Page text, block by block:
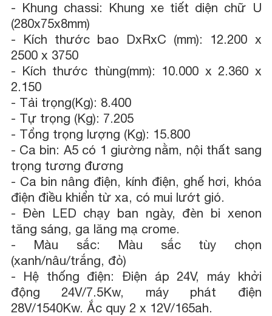
- Khung chassi: Khung xe tiết diện chữ U
(280x75x8mm)
-
Kích thước bao DxRxC (mm): 12.200 x
2500 x 3750
- Kích thước thùng(mm): 10.000 x 2.360 x
2.150
- Tải trọng(Kg): 8.400
- Tự trọng (Kg): 7.205
- Tổng trọng lượng (Kg): 15.800
- Ca bin: A5 có 1 giường nằm, nội thất sang
trọng tương đương
- Ca bin nâng điện, kính điện, ghế hơi, khóa
điện điều khiển từ xa, có mui lướt gió.
- Đèn LED chạy ban ngày, đèn bi xenon
tăng sáng, ga lăng mạ crome.
-
Màu sắc: Màu sắc tùy chọn
(xanh/nâu/trắng, đỏ)
-
Hệ thống điện: Điện áp 24V, máy khởi
động 24V/7.5Kw, máy phát điện
28V/1540Kw. Ắc quy 2 x 12V/165ah.